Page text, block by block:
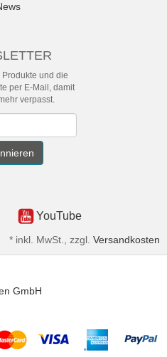
und die
per E-Mail, damit
verpasst.
YouTube
* inkl. MwSt., zzgl. Versandkosten